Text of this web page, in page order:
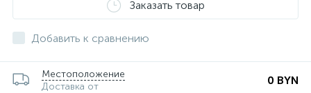
Заказать товар
Добавить к сравнению
Местоположение
Доставка от
0 BYN